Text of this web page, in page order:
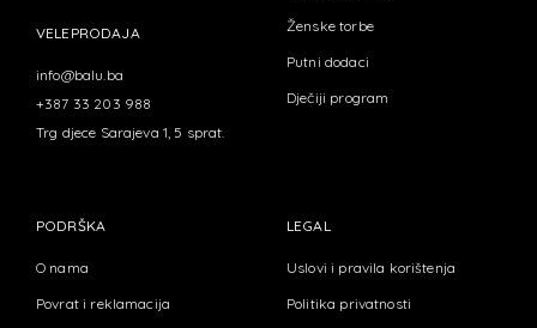
VELEPRODAJA
info@balu.ba
+387 33 203 988
Trg djece Sarajeva 1, 5 sprat.
Ženske torbe
Putni dodaci
Dječiji program
PODRŠKA
O nama
Povrat i reklamacija
LEGAL
Uslovi i pravila korištenja
Politika privatnosti